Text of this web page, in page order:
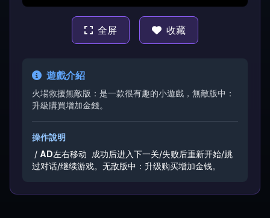
全屏 收藏
遊戲介紹
火場救援無敵版：是一款很有趣的小遊戲，無敵版中：
升級購買增加金錢。
操作說明
/ AD左右移动 成功后进入下一关/失败后重新开始/跳
过对话/继续游戏。无敌版中：升级购买增加金钱。